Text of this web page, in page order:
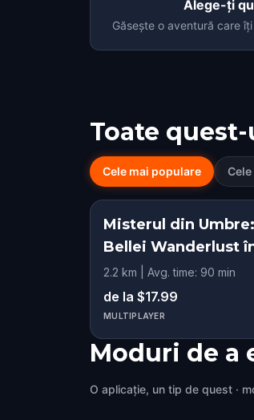
Alege-ți
Găsește o aventură care
Toate
Cele mai populare
Misterul din
Bellei Wanderlust
2.2 km | Avg. time: 90 min
de la $17.99
MULTIPLAYER
Moduri de a
O aplicație, un tip de quest ·